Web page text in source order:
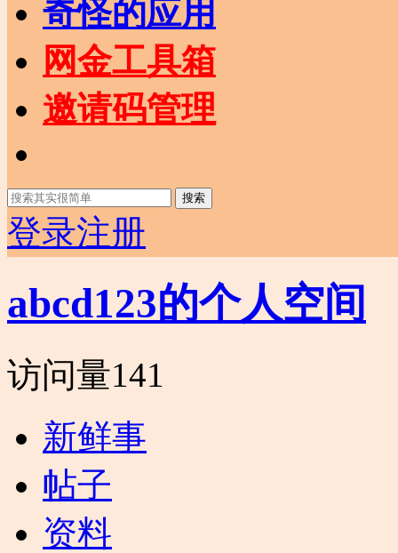
奇怪的应用
网金工具箱
邀请码管理
搜索
登录注册
abcd123的个人空间
访问量141
新鲜事
帖子
资料